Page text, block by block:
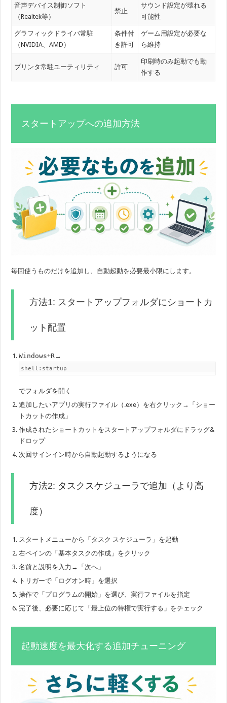
音声デバイス制御ソフト
（Realtek等）
禁止
サウンド設定が壊れる
可能性
グラフィックドライバ常駐
（NVIDIA、AMD）
条件付
き許可
ゲーム用設定が必要な
ら維持
プリンタ常駐ユーティリティ 許可
印刷時のみ起動でも動
作する
スタートアップへの追加方法
毎回使うものだけを追加し、自動起動を必要最小限にします。
方法1: スタートアップフォルダにショートカ
ット配置
Windows+R→
shell:startup
でフォルダを開く
追加したいアプリの実行ファイル（.exe）を右クリック→「ショー
トカットの作成」
作成されたショートカットをスタートアップフォルダにドラッグ&
ドロップ
次回サインイン時から自動起動するようになる
方法2: タスクスケジューラで追加（より高
度）
スタートメニューから「タスク スケジューラ」を起動
右ペインの「基本タスクの作成」をクリック
名前と説明を入力→「次へ」
トリガーで「ログオン時」を選択
操作で「プログラムの開始」を選び、実行ファイルを指定
完了後、必要に応じて「最上位の特権で実行する」をチェック
起動速度を最大化する追加チューニング